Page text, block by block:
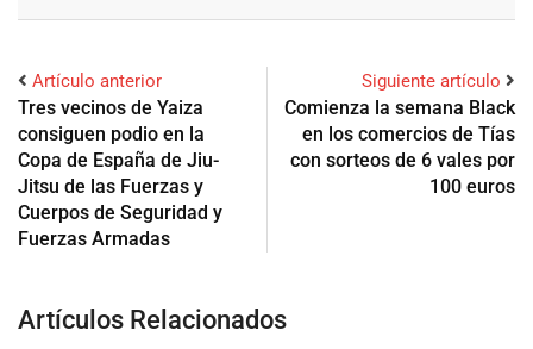
Artículo anterior
Tres vecinos de Yaiza
consiguen podio en la
Copa de España de Jiu-
Jitsu de las Fuerzas y
Cuerpos de Seguridad y
Fuerzas Armadas
Siguiente artículo
Comienza la semana Black
en los comercios de Tías
con sorteos de 6 vales por
100 euros
Artículos Relacionados